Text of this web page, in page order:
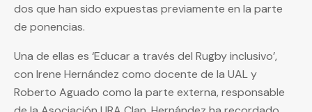
dos que han sido expuestas previamente en la parte
de ponencias.
Una de ellas es ‘Educar a través del Rugby inclusivo’,
con Irene Hernández como docente de la UAL y
Roberto Aguado como la parte externa, responsable